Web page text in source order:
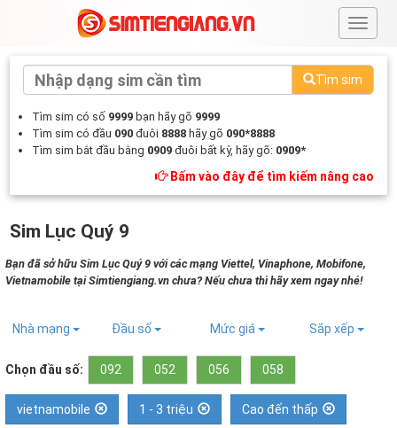
#
Tìm sim
Tìm sim có số 9999 bạn hãy gõ 9999
Tìm sim có đầu 090 đuôi 8888 hãy gõ 090*8888
Tìm sim bắt đầu bằng 0909 đuôi bất kỳ, hãy gõ: 0909*
Bấm vào đây để tìm kiếm nâng cao
Sim Lục Quý 9
Bạn đã sở hữu Sim Lục Quý 9 với các mạng Viettel, Vinaphone, Mobifone,
Vietnamobile tại Simtiengiang.vn chưa? Nếu chưa thì hãy xem ngay nhé!
Nhà mạng Đầu số Mức giá Sắp xếp
Chọn đầu số: 092 052 056 058
vietnamobile 1 - 3 triệu Cao đến thấp